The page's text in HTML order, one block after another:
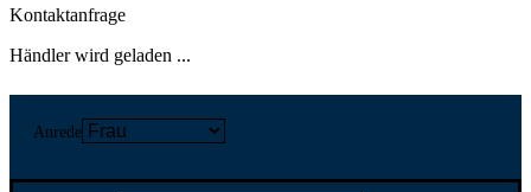
Kontaktanfrage
Händler wird geladen ...
Anrede